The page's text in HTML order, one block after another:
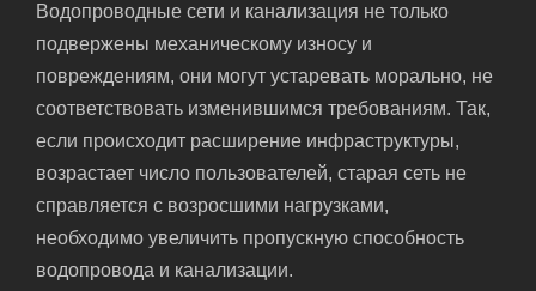
Водопроводные сети и канализация не только
подвержены механическому износу и
повреждениям, они могут устаревать морально, не
соответствовать изменившимся требованиям. Так,
если происходит расширение инфраструктуры,
возрастает число пользователей, старая сеть не
справляется с возросшими нагрузками,
необходимо увеличить пропускную способность
водопровода и канализации.